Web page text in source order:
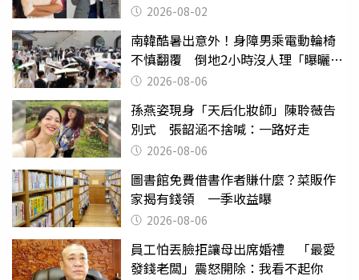
2026-08-02
南韓酷暑出意外！身障男乘電動輪椅
不慎翻覆 倒地2小時沒人理「曝曬
亡」2026-08-06
孫燕姿現身「天后化妝師」陳聆薇告
別式 張韶涵不捨喊：一路好走
2026-08-06
圖書館免費借書作者賺什麼？菜販作
家揭有錢領 一季收益曝
2026-08-06
員工怕丟臉拒讓母出席婚禮 「最愛
發錢老闆」震怒開除：我看不起你